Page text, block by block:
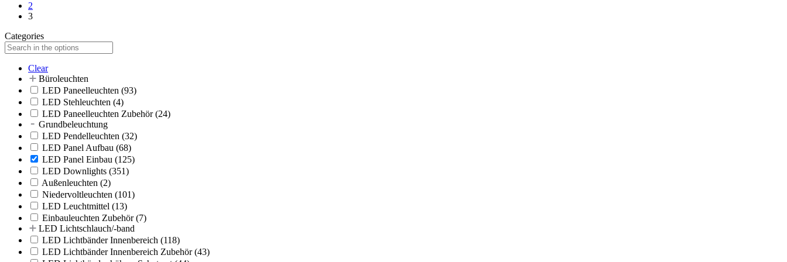
2
3
Categories
Clear
Büroleuchten
LED Paneelleuchten (93)
LED Stehleuchten (4)
LED Paneelleuchten Zubehör(24)
Grundbeleuchtung
LED Pendelleuchten (32)
LED Panel Aufbau (68)
LED Panel Einbau (125)
LED Downlights (351)
Außenleuchten (2)
Niedervoltleuchten (101)
LED Leuchtmittel (13)
Einbauleuchten Zubehör(7)
LED Lichtschlauch/-band
LED Lichtbänder Innenbereich (118)
LED Lichtbänder Innenbereich Zubehör(43)